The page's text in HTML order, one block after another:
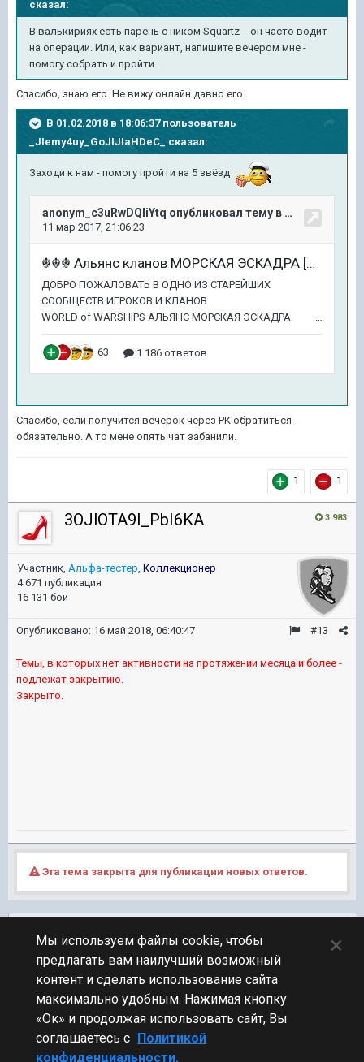
сказал:
В валькириях есть парень с ником Squartz - он часто водит
на операции. Или, как вариант, напишите вечером мне -
помогу собрать и пройти.
Спасибо, знаю его. Не вижу онлайн давно его.
В 01.02.2018 в 18:06:37 пользователь
_JIemy4uy_GoJIJIaHDeC_
сказал:
Заходи к нам - помогу пройти на 5 звёзд
Спасибо, если получится вечерок через РК обратиться -
обязательно. А то мене опять чат забанили.
1 1
3 983
3OJlOTA9l_PbI6KA
Участник, Альфа-тестер Коллекционер
4 671 публикация
16 131 бой
#13
Опубликовано: 16 май 2018, 06:40:47
Темы, в которых нет активности на протяжении месяца и более -
подлежат закрытию.
Закрыто.
Эта тема закрыта для публикации новых ответов.
ПЕРЕЙТИ К СПИСКУ ТЕМ
Клановый
Стиль
Мы используем файлы cookie, чтобы
предлагать вам наилучший возможный
контент и сделать использование сайта
максимально удобным. Нажимая кнопку
«Ок» и продолжая использовать сайт, Вы
соглашаетесь с Политикой
конфиденциальности.
×